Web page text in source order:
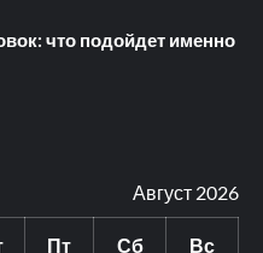
что подойдет именно
Август 2026
Пт Сб Вс